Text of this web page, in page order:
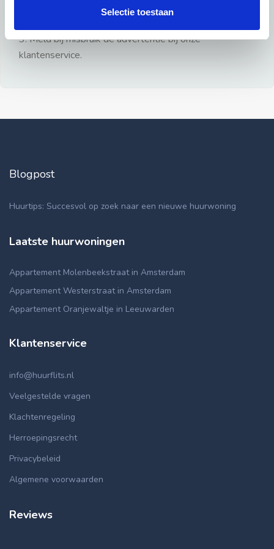
Selectie toestaan
3: Meld bij misbruik de advertentie bij onze
klantenservice.
Blogpost
Huurtips: Succesvol op zoek naar een nieuwe huurwoning
Laatste huurwoningen
Appartement Molenbeekstraat in Amsterdam
Appartement Westerstraat in Amsterdam
Appartement Oranjewaltje in Leeuwarden
Klantenservice
info@huurflits.nl
Veelgestelde vragen
Klachtenregeling
Herroepingsrecht
Privacybeleid
Algemene voorwaarden
Reviews